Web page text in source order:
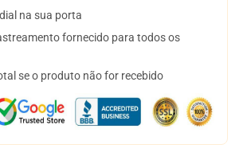
na sua porta
fornecido para todos os
se o produto não for recebido